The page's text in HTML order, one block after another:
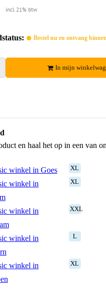
incl. 21% btw
Bestel nu en ontvang
In mijn
en haal het op in een van
winkel in Goes XL
winkel in
XL
winkel in
XXL
winkel in
L
winkel in
XL